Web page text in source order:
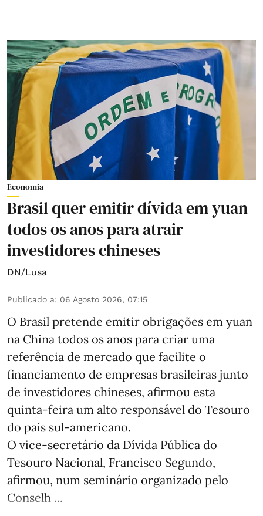
Economia
Brasil quer emitir dívida em yuan
todos os anos para atrair
investidores chineses
DN/Lusa
Publicado a: 06 Agosto 2026, 07:15
O Brasil pretende emitir obrigações em yuan
na China todos os anos para criar uma
referência de mercado que facilite o
financiamento de empresas brasileiras junto
de investidores chineses, afirmou esta
quinta-feira um alto responsável do Tesouro
do país sul-americano.
O vice-secretário da Dívida Pública do
Tesouro Nacional, Francisco Segundo,
afirmou, num seminário organizado pelo
Conselh ...